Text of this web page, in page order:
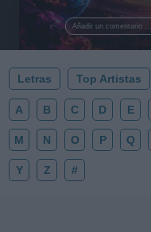
Añadir un comentario ...
al firmamento y
esta colección
✨⭐
Letras Top Artistas
A B C D E
M N O P Q
Y Z #